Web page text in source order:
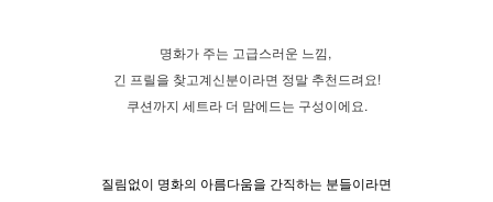
명화가 주는 고급스러운 느낌,
긴 프릴을 찾고계신분이라면 정말 추천드려요!
쿠션까지 세트라 더 맘에드는 구성이에요.
질림없이 명화의 아름다움을 간직하는 분들이라면